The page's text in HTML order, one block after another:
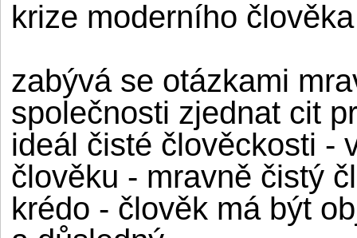
krize moderního
zabývá se otázkami
společnosti zjednat cit
ideál čisté člověckosti -
člověku - mravně čistý
krédo - člověk má být